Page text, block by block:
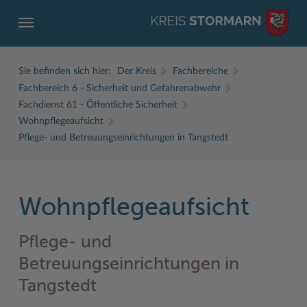
Ämter, Einrichtungen
Bürgerportal Stormarn ↗
Führerscheine
Formulare & Dokumente
Amtliche Bekanntmachungen
Ausschreibungen
Baustellen in Stormarn
Bildungskommune
Fachbereiche
Interessantes in und aus Stormarn
Kreis Stormarn Porträt
Kreiskarte
Ausbildung beim Kreis Stormarn
Der Kreis als Arbeitgeber
Ihre Bewerbung
Initiativbewerbungen Verwaltung
Beruf und Familie im Hansebelt
Branchenverzeichnis
EG-Dienstleistungsrichtlinie (EG-DLRL)
Handwerk für nachhaltiges Wirtschaften
BahnRadWege
Frei- und Hallenbäder
Herrenhäuser
Kultur
Sie befinden sich hier: Der Kreis
Fachbereiche
Fachbereich 6 - Sicherheit und Gefahrenabwehr
Fachdienst 61 - Öffentliche Sicherheit
Wohnpflegeaufsicht
Pflege- und Betreuungseinrichtungen in Tangstedt
Wohnpflegeaufsicht
Pflege- und
Betreuungseinrichtungen in
Tangstedt